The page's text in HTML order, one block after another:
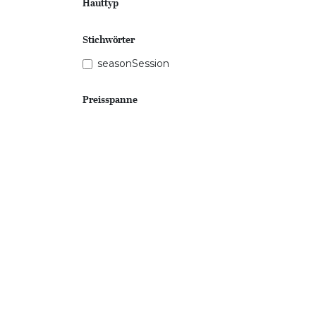
Stichwörter
seasonSession
Preisspanne